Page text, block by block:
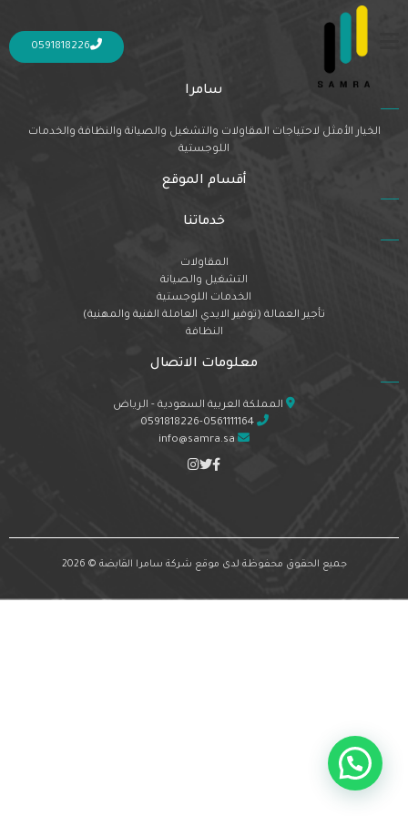
0591818226
Nothing Found
It seems we can’t find what you’re looking for. Perhaps searching can help.
سامرا
الخيار الأمثل لاحتياجات المقاولات والتشغيل والصيانة والنظافة والخدمات
اللوجستية
أقسام الموقع
خدماتنا
المقاولات
التشغيل والصيانة
الخدمات اللوجستية
تأجير العمالة (توفير الايدي العاملة الفنية والمهنية)
النظافة
معلومات الاتصال
المملكة العربية السعودية - الرياض
0591818226-0561111164
info@samra.sa
جميع الحقوق محفوظة لدى موقع شركة سامرا القابضة © 2026